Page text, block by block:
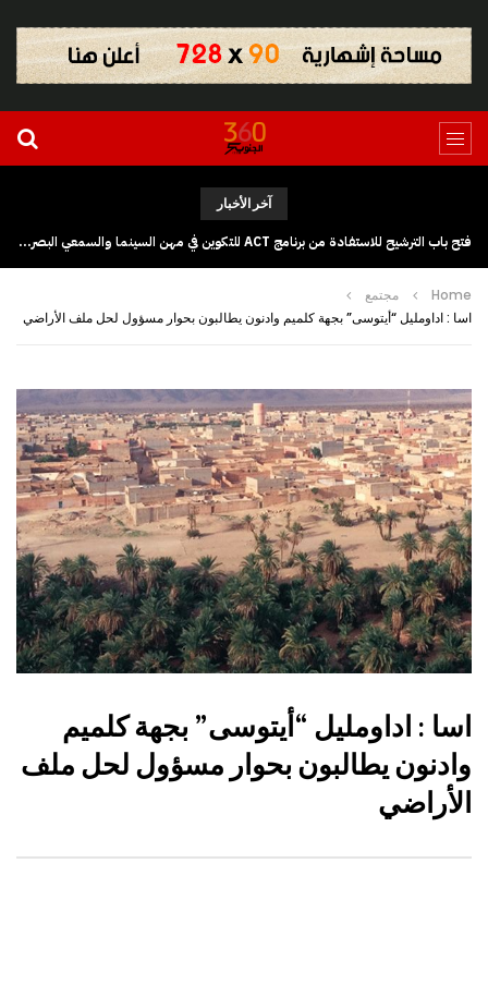
آخر الأخبار
فتح باب الترشيح للاستفادة من برنامج ACT للتكوين في مهن السينما والسمعي البصري بجهة كلميم وادنون
Home
مجتمع
اسا : اداومليل “أيتوسى” بجهة كلميم وادنون يطالبون بحوار مسؤول لحل ملف الأراضي
اسا : اداومليل “أيتوسى” بجهة كلميم
وادنون يطالبون بحوار مسؤول لحل ملف
الأراضي